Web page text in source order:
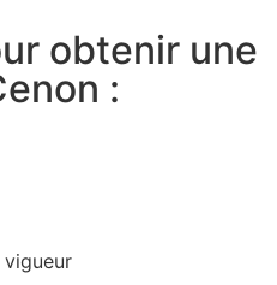
obtenir une
:
vigueur